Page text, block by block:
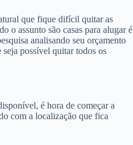
que fique difícil quitar as
o assunto são casas para alugar é
analisando seu orçamento
possível quitar todos os
é hora de começar a
com a localização que fica